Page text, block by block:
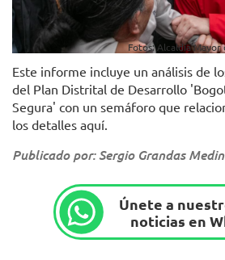
Fotos: Alcaldía
Este informe incluye un análisis de
del Plan Distrital de Desarrollo
Segura' con un semáforo que
los detalles aquí.
Publicado por: Sergio Grandas
Únete a
noticias en